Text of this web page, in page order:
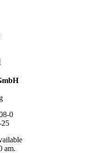
0
25
am.